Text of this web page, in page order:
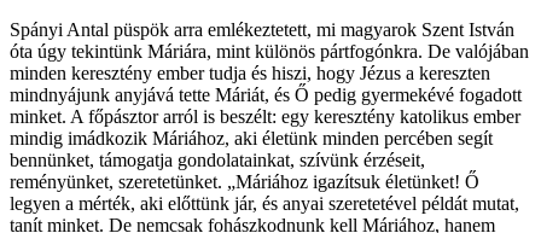
Spányi Antal püspök arra emlékeztetett, mi magyarok Szent István
óta úgy tekintünk Máriára, mint különös pártfogónkra. De valójában
minden keresztény ember tudja és hiszi, hogy Jézus a kereszten
mindnyájunk anyjává tette Máriát, és Ő pedig gyermekévé fogadott
minket. A főpásztor arról is beszélt: egy keresztény katolikus ember
mindig imádkozik Máriához, aki életünk minden percében segít
bennünket, támogatja gondolatainkat, szívünk érzéseit,
reményünket, szeretetünket. „Máriához igazítsuk életünket! Ő
legyen a mérték, aki előttünk jár, és anyai szeretetével példát mutat,
tanít minket. De nemcsak fohászkodnunk kell Máriához, hanem